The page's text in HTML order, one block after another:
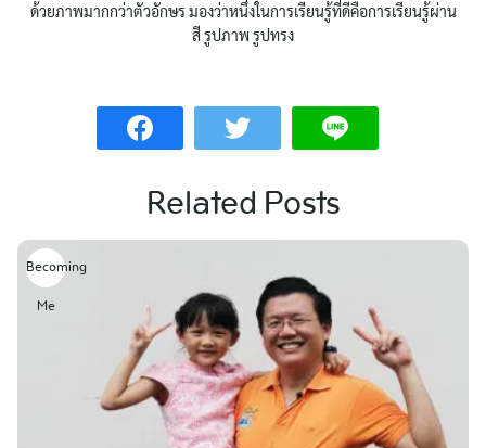
ด้วยภาพมากกว่าตัวอักษร มองว่าหนึ่งในการเรียนรู้ที่ดีคือการเรียนรู้ผ่าน
สี รูปภาพ รูปทรง
Related Posts
Becoming
Me